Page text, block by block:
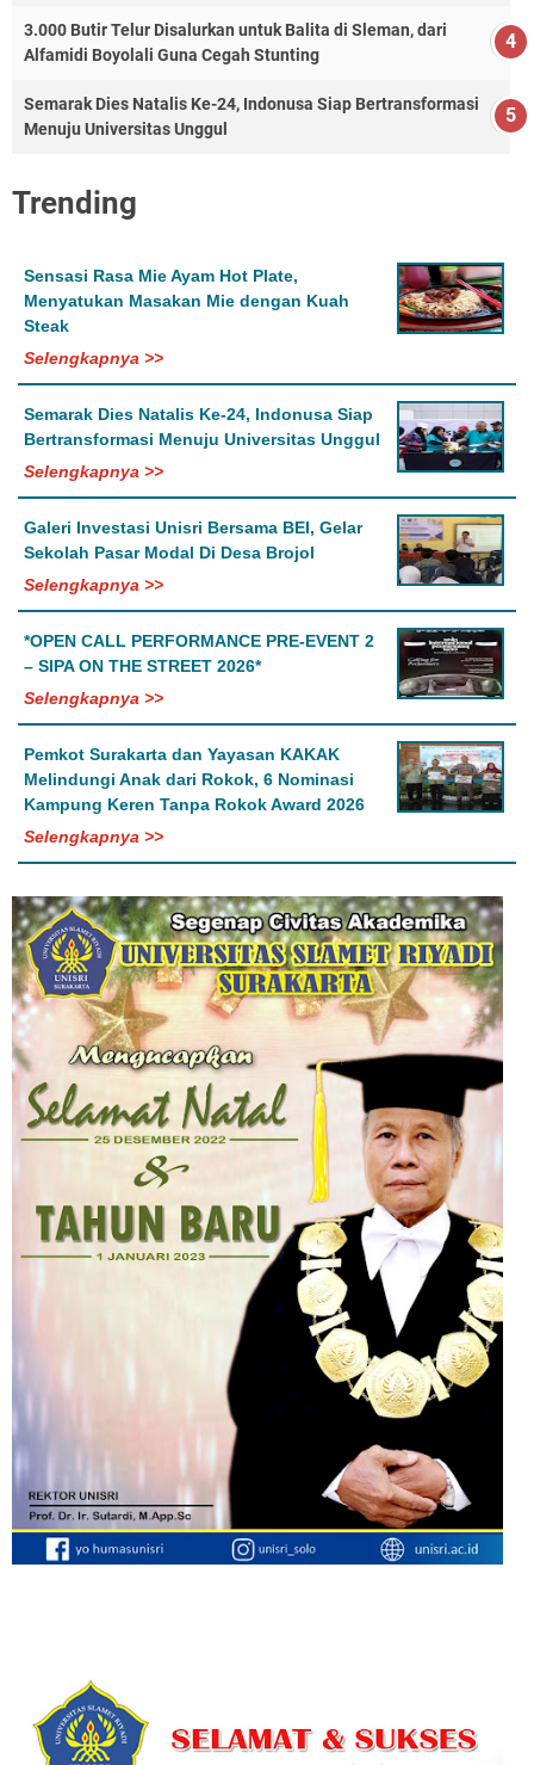
3.000 Butir Telur Disalurkan untuk Balita di Sleman, dari
Alfamidi Boyolali Guna Cegah Stunting
Semarak Dies Natalis Ke-24, Indonusa Siap Bertransformasi
Menuju Universitas Unggul
Trending
Sensasi Rasa Mie Ayam Hot Plate,
Menyatukan Masakan Mie dengan Kuah
Steak
Selengkapnya >>
Semarak Dies Natalis Ke-24, Indonusa Siap
Bertransformasi Menuju Universitas Unggul
Selengkapnya >>
Galeri Investasi Unisri Bersama BEI, Gelar
Sekolah Pasar Modal Di Desa Brojol
Selengkapnya >>
*OPEN CALL PERFORMANCE PRE-EVENT 2
– SIPA ON THE STREET 2026*
Selengkapnya >>
Pemkot Surakarta dan Yayasan KAKAK
Melindungi Anak dari Rokok, 6 Nominasi
Kampung Keren Tanpa Rokok Award 2026
Selengkapnya >>